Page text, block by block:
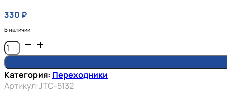
330 ₽
В наличии
Количество
товара
Переходник
с
3/8
Категория: Переходники
Артикул:JTC-5132